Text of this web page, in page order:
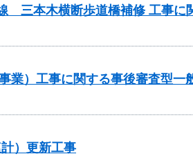
三本木横断歩道橋補修 工事に
業）工事に関する事後審査型一
）更新工事